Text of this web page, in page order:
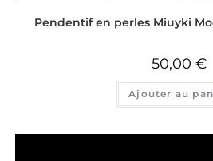
Pendentif en perles Miuyki
50,00 €
Ajouter au